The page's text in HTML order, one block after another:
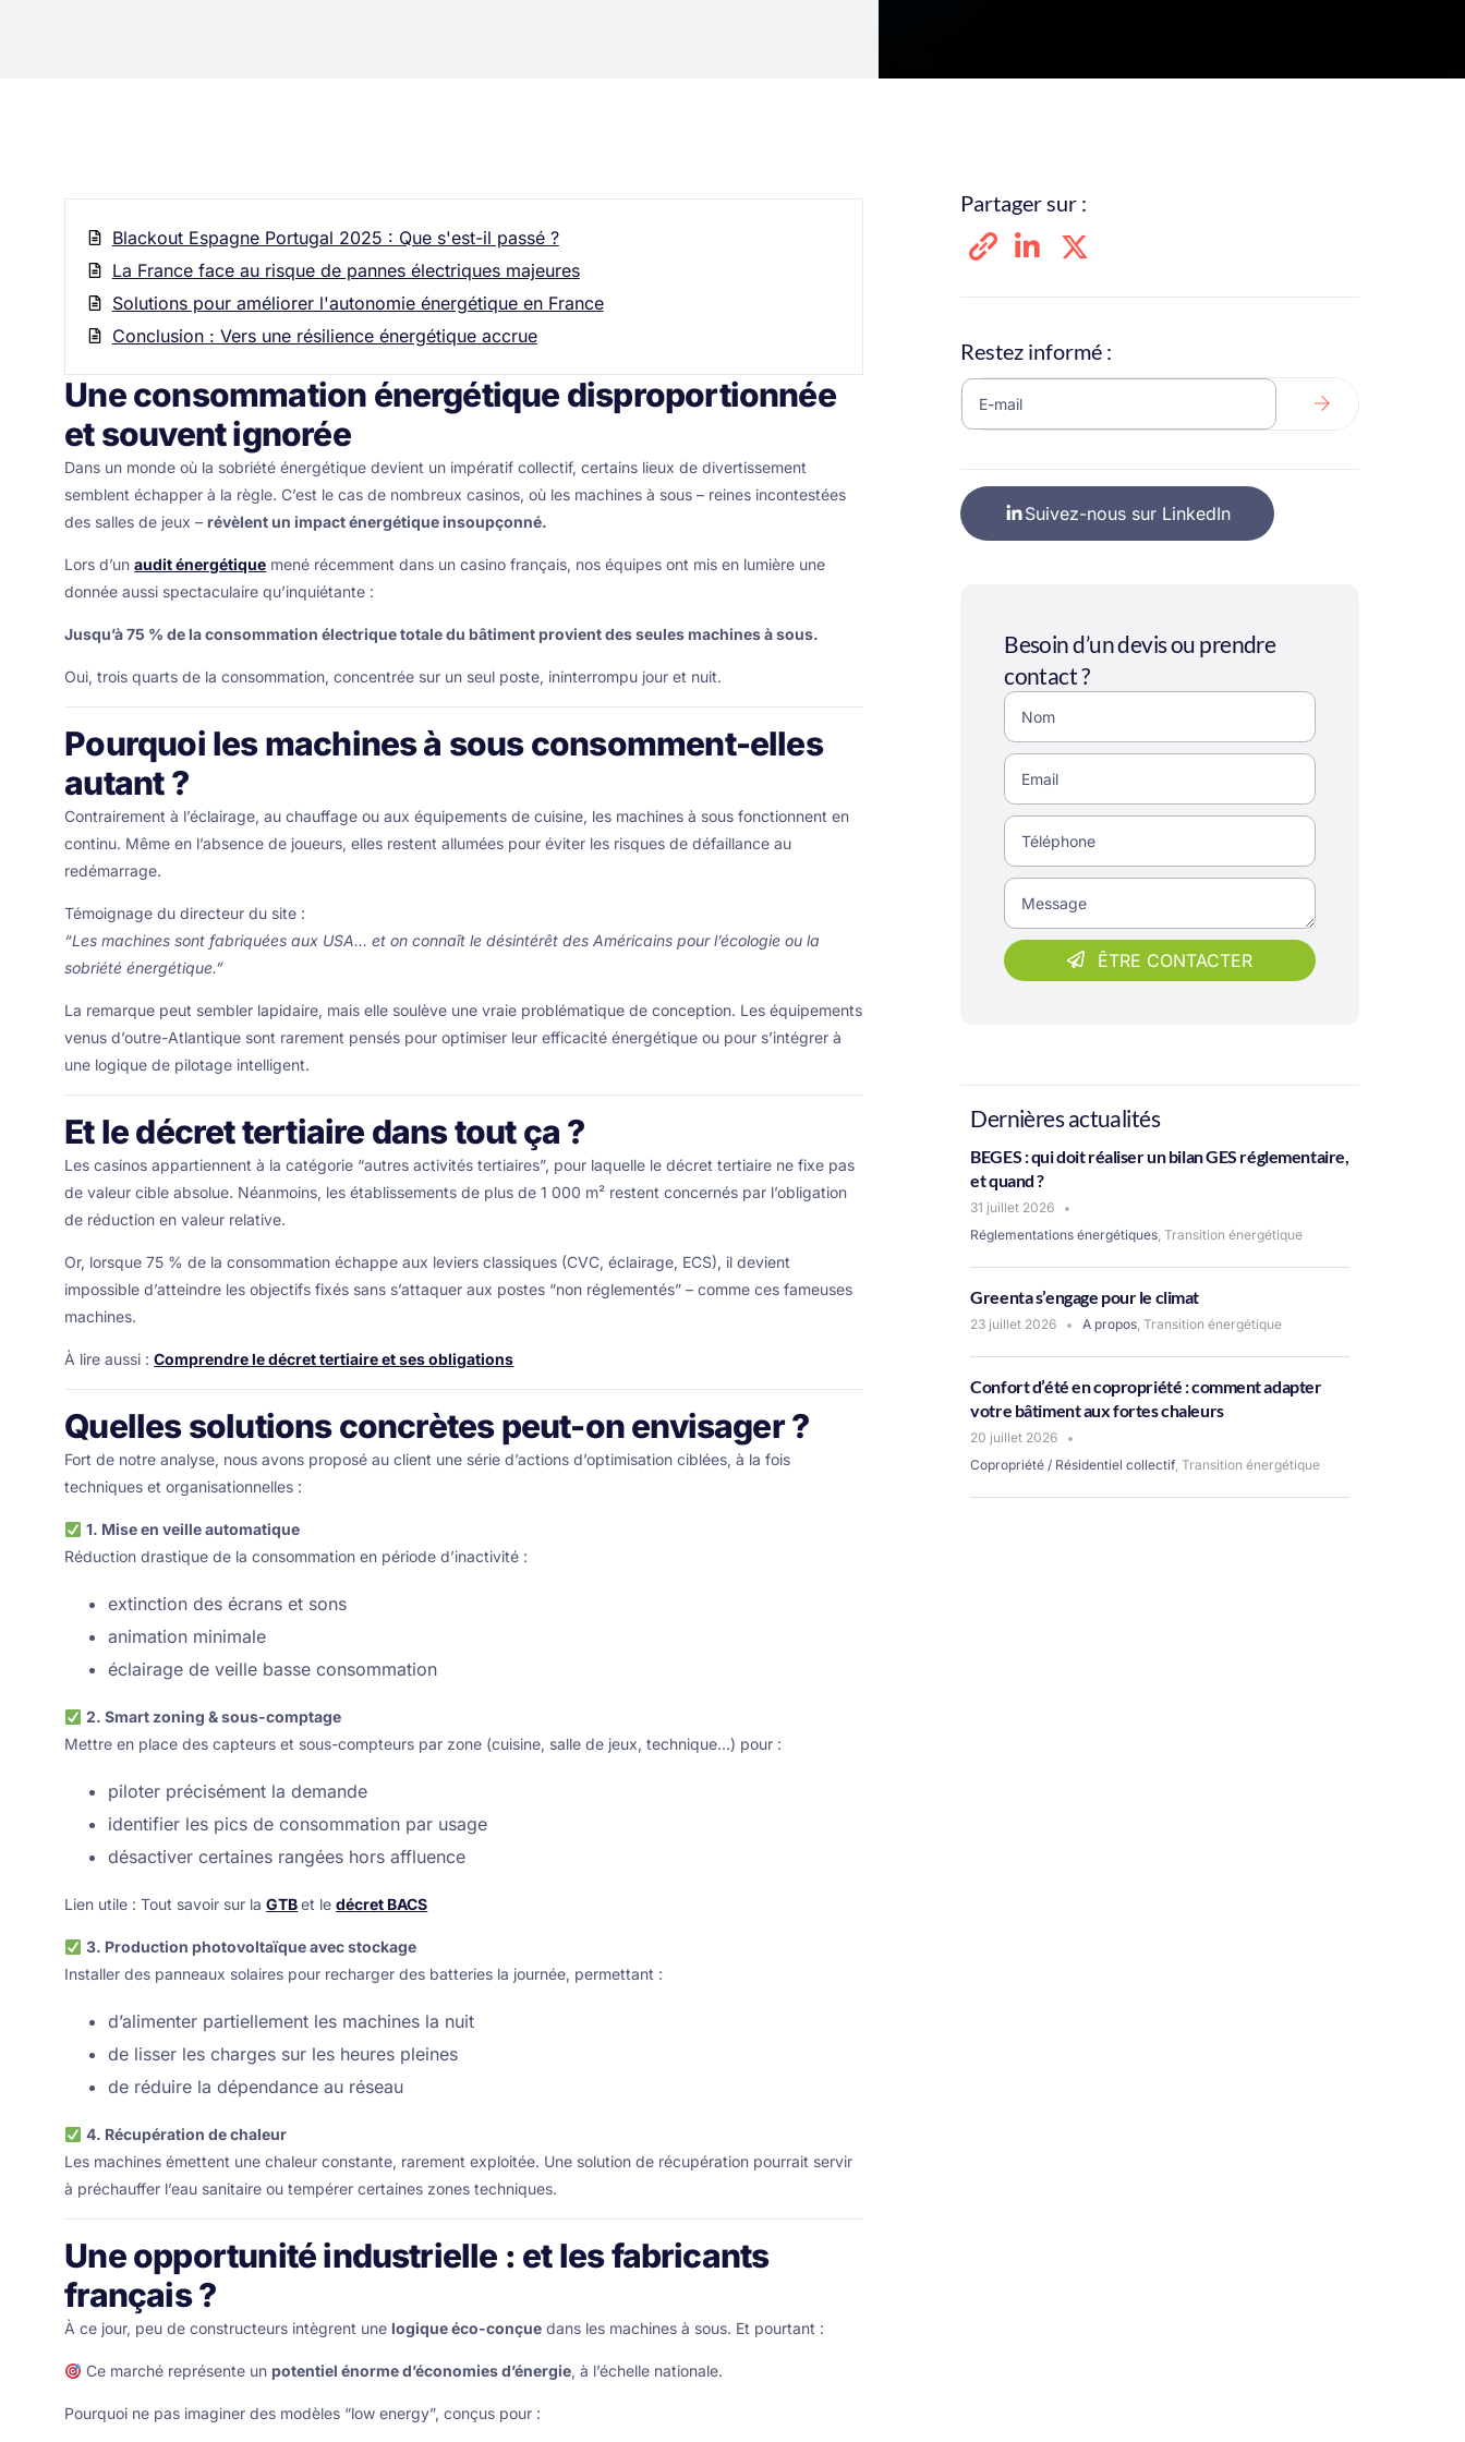
Blackout Espagne Portugal 2025 : Que s'est-il passé ?
La France face au risque de pannes électriques majeures
Solutions pour améliorer l'autonomie énergétique en France
Conclusion : Vers une résilience énergétique accrue
Une consommation énergétique disproportionnée
et souvent ignorée
Dans un monde où la sobriété énergétique devient un impératif collectif, certains lieux de divertissement
semblent échapper à la règle. C’est le cas de nombreux casinos, où les machines à sous – reines incontestées
des salles de jeux – révèlent un impact énergétique insoupçonné.
Lors d’unaudit énergétique mené récemment dans un casino français, nos équipes ont mis en lumière une
donnée aussi spectaculaire qu’inquiétante :
Jusqu’à 75 % de la consommation électrique totale du bâtiment provient des seules machines à sous.
Oui, trois quarts de la consommation, concentrée sur un seul poste, ininterrompu jour et nuit.
Pourquoi les machines à sous consomment-elles
autant ?
Contrairement à l’éclairage, au chauffage ou aux équipements de cuisine, les machines à sous fonctionnent en
continu. Même en l’absence de joueurs, elles restent allumées pour éviter les risques de défaillance au
redémarrage.
Témoignage du directeur du site :
“Les machines sont fabriquées aux USA… et on connaît le désintérêt des Américains pour l’écologie ou la
sobriété énergétique.”
La remarque peut sembler lapidaire, mais elle soulève une vraie problématique de conception. Les équipements
venus d’outre-Atlantique sont rarement pensés pour optimiser leur efficacité énergétique ou pour s’intégrer à
une logique de pilotage intelligent.
Et le décret tertiaire dans tout ça ?
Les casinos appartiennent à la catégorie “autres activités tertiaires”, pour laquelle le décret tertiaire ne fixe pas
de valeur cible absolue. Néanmoins, les établissements de plus de 1 000 m² restent concernés par l’obligation
de réduction en valeur relative.
Or, lorsque 75 % de la consommation échappe aux leviers classiques (CVC, éclairage, ECS), il devient
impossible d’atteindre les objectifs fixés sans s’attaquer aux postes “non réglementés” – comme ces fameuses
machines.
À lire aussi :Comprendre le décret tertiaire et ses obligations
Quelles solutions concrètes peut-on envisager ?
Fort de notre analyse, nous avons proposé au client une série d’actions d’optimisation ciblées, à la fois
techniques et organisationnelles :
1. Mise en veille automatique
Réduction drastique de la consommation en période d’inactivité :
extinction des écrans et sons
animation minimale
éclairage de veille basse consommation
2. Smart zoning & sous-comptage
Mettre en place des capteurs et sous-compteurs par zone (cuisine, salle de jeux, technique…) pour :
piloter précisément la demande
identifier les pics de consommation par usage
désactiver certaines rangées hors affluence
Lien utile : Tout savoir sur laGTBet ledécret BACS
3. Production photovoltaïque avec stockage
Installer des panneaux solaires pour recharger des batteries la journée, permettant :
d’alimenter partiellement les machines la nuit
de lisser les charges sur les heures pleines
de réduire la dépendance au réseau
4. Récupération de chaleur
Les machines émettent une chaleur constante, rarement exploitée. Une solution de récupération pourrait servir
à préchauffer l’eau sanitaire ou tempérer certaines zones techniques.
Une opportunité industrielle : et les fabricants
français ?
À ce jour, peu de constructeurs intègrent une logique éco-conçue dans les machines à sous. Et pourtant :
Ce marché représente un potentiel énorme d’économies d’énergie, à l’échelle nationale.
Pourquoi ne pas imaginer des modèles “low energy”, conçus pour :
Partager sur :
Restez informé :
Suivez-nous sur LinkedIn
Besoin d’un devis ou prendre
contact ?
ÊTRE CONTACTER
Dernières actualités
BEGES : qui doit réaliser un bilan GES réglementaire,
et quand ?
31 juillet 2026
Réglementations énergétiques,Transition énergétique
Greenta s’engage pour le climat
23 juillet 2026 A propos,Transition énergétique
Confort d’été en copropriété : comment adapter
votre bâtiment aux fortes chaleurs
20 juillet 2026
Copropriété / Résidentiel collectif,Transition énergétique